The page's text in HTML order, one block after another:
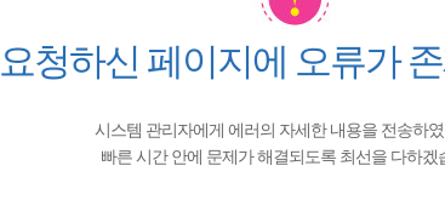
요청하신 페이지에 오류가
시스템 관리자에게 에러의 자세한 내용을 전송하
빠른 시간 안에 문제가 해결되도록 최선을 다하겠